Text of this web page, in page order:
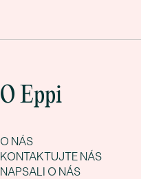
O Eppi
O NÁS
KONTAKTUJTE NÁS
NAPSALI O NÁS